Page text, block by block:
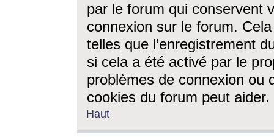
par le forum qui conservent
connexion sur le forum.
telles que l’enregistrement
si cela a été activé par le
problèmes de connexion ou
cookies du forum peut aider.
Haut